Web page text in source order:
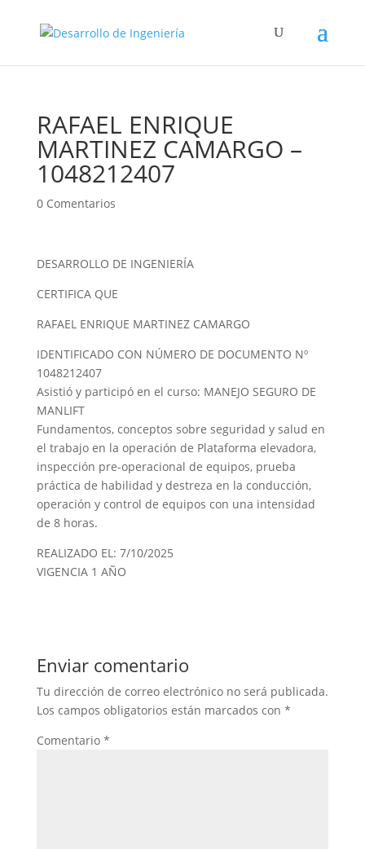
RAFAEL ENRIQUE
MARTINEZ CAMARGO –
1048212407
0 Comentarios
DESARROLLO DE INGENIERÍA
CERTIFICA QUE
RAFAEL ENRIQUE MARTINEZ CAMARGO
IDENTIFICADO CON NÚMERO DE DOCUMENTO Nº
1048212407
Asistió y participó en el curso: MANEJO SEGURO DE
MANLIFT
Fundamentos, conceptos sobre seguridad y salud en
el trabajo en la operación de Plataforma elevadora,
inspección pre-operacional de equipos, prueba
práctica de habilidad y destreza en la conducción,
operación y control de equipos con una intensidad
de 8 horas.
REALIZADO EL: 7/10/2025
VIGENCIA 1 AÑO
Enviar comentario
Tu dirección de correo electrónico no será publicada.
Los campos obligatorios están marcados con *
Comentario *